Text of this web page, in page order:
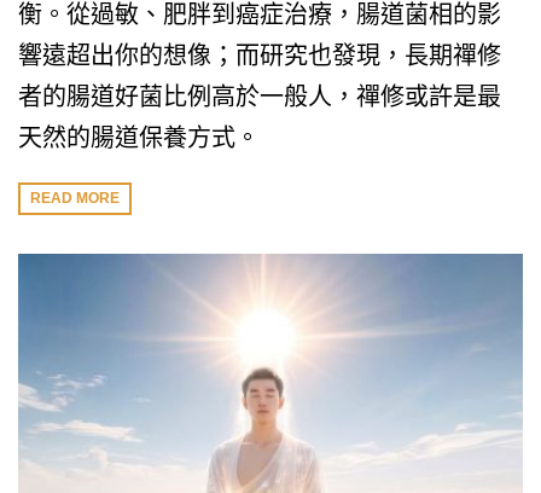
衡。從過敏、肥胖到癌症治療，腸道菌相的影
響遠超出你的想像；而研究也發現，長期禪修
者的腸道好菌比例高於一般人，禪修或許是最
天然的腸道保養方式。
READ MORE